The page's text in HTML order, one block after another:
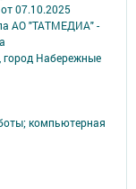
07.10.2025
АО "ТАТМЕДИА" -
город Набережные
компьютерная